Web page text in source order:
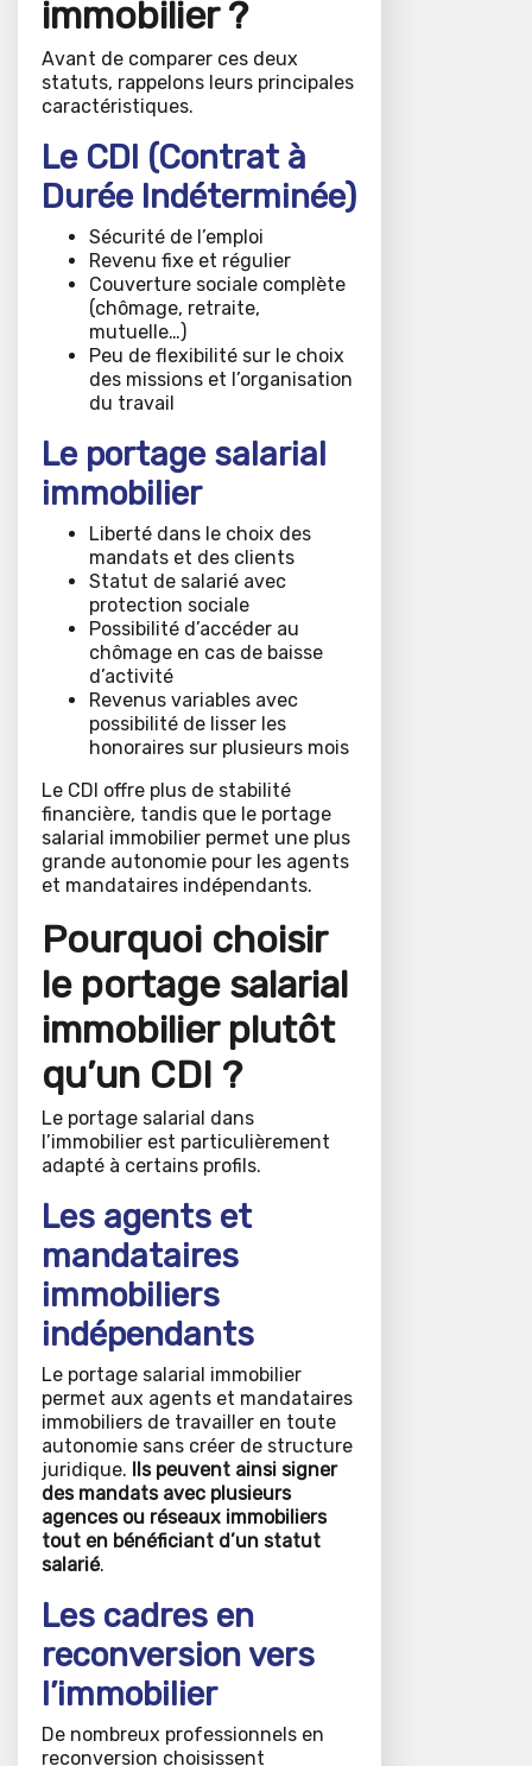
immobilier ?
Avant de comparer ces deux
statuts, rappelons leurs principales
caractéristiques.
Le CDI (Contrat à
Durée Indéterminée)
Sécurité de l’emploi
Revenu fixe et régulier
Couverture sociale complète
(chômage, retraite,
mutuelle…)
Peu de flexibilité sur le choix
des missions et l’organisation
du travail
Le portage salarial
immobilier
Liberté dans le choix des
mandats et des clients
Statut de salarié avec
protection sociale
Possibilité d’accéder au
chômage en cas de baisse
d’activité
Revenus variables avec
possibilité de lisser les
honoraires sur plusieurs mois
Le CDI offre plus de stabilité
financière, tandis que le portage
salarial immobilier permet une plus
grande autonomie pour les agents
et mandataires indépendants.
Pourquoi choisir
le portage salarial
immobilier plutôt
qu’un CDI ?
Le portage salarial dans
l’immobilier est particulièrement
adapté à certains profils.
Les agents et
mandataires
immobiliers
indépendants
Le portage salarial immobilier
permet aux agents et mandataires
immobiliers de travailler en toute
autonomie sans créer de structure
juridique. Ils peuvent ainsi signer
des mandats avec plusieurs
agences ou réseaux immobiliers
tout en bénéficiant d’un statut
salarié.
Les cadres en
reconversion vers
l’immobilier
De nombreux professionnels en
reconversion choisissent